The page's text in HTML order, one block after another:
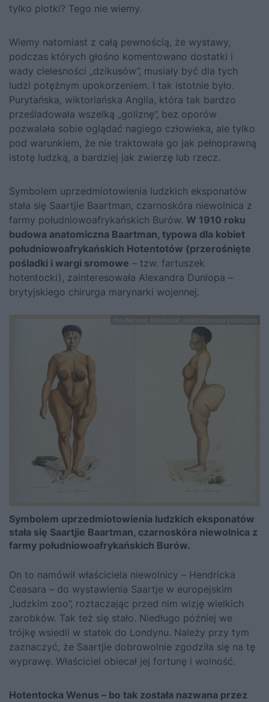
tylko plotki? Tego nie wiemy.
Wiemy natomiast z całą pewnością, że wystawy,
podczas których głośno komentowano dostatki i
wady cielesności „dzikusów”, musiały być dla tych
ludzi potężnym upokorzeniem. I tak istotnie było.
Purytańska, wiktoriańska Anglia, która tak bardzo
prześladowała wszelką „goliznę”, bez oporów
pozwalała sobie oglądać nagiego człowieka, ale tylko
pod warunkiem, że nie traktowała go jak pełnoprawną
istotę ludzką, a bardziej jak zwierzę lub rzecz.
Symbolem uprzedmiotowienia ludzkich eksponatów
stała się Saartjie Baartman, czarnoskóra niewolnica z
farmy południowoafrykańskich Burów. W 1910 roku
budowa anatomiczna Baartman, typowa dla kobiet
południowoafrykańskich Hotentotów (przerośnięte
pośladki i wargi sromowe – tzw. fartuszek
hotentocki), zainteresowała Alexandra Dunlopa –
brytyjskiego chirurga marynarki wojennej.
fot.Wermer, Maréchal, Huet/domena publiczna
Symbolem uprzedmiotowienia ludzkich eksponatów
stała się Saartjie Baartman, czarnoskóra niewolnica z
farmy południowoafrykańskich Burów.
On to namówił właściciela niewolnicy – Hendricka
Ceasara – do wystawienia Saartje w europejskim
„ludzkim zoo”, roztaczając przed nim wizję wielkich
zarobków. Tak też się stało. Niedługo później we
trójkę wsiedli w statek do Londynu. Należy przy tym
zaznaczyć, że Saartjie dobrowolnie zgodziła się na tę
wyprawę. Właściciel obiecał jej fortunę i wolność.
Hotentocka Wenus – bo tak została nazwana przez